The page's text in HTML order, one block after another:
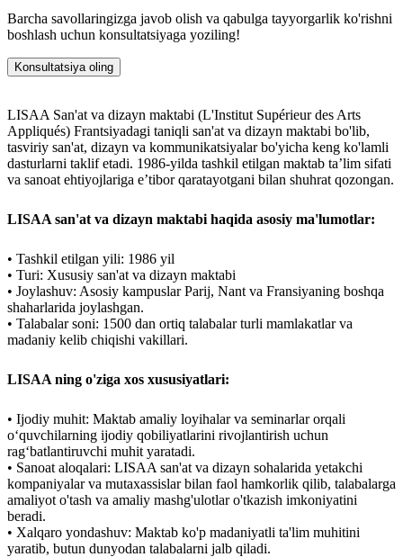
Barcha savollaringizga javob olish va qabulga tayyorgarlik ko'rishni
boshlash uchun konsultatsiyaga yoziling!
Konsultatsiya oling
LISAA San'at va dizayn maktabi (L'Institut Supérieur des Arts
Appliqués) Frantsiyadagi taniqli san'at va dizayn maktabi bo'lib,
tasviriy san'at, dizayn va kommunikatsiyalar bo'yicha keng ko'lamli
dasturlarni taklif etadi. 1986-yilda tashkil etilgan maktab ta’lim sifati
va sanoat ehtiyojlariga e’tibor qaratayotgani bilan shuhrat qozongan.
LISAA san'at va dizayn maktabi haqida asosiy ma'lumotlar:
• Tashkil etilgan yili: 1986 yil
• Turi: Xususiy san'at va dizayn maktabi
• Joylashuv: Asosiy kampuslar Parij, Nant va Fransiyaning boshqa
shaharlarida joylashgan.
• Talabalar soni: 1500 dan ortiq talabalar turli mamlakatlar va
madaniy kelib chiqishi vakillari.
LISAA ning o'ziga xos xususiyatlari:
• Ijodiy muhit: Maktab amaliy loyihalar va seminarlar orqali
o‘quvchilarning ijodiy qobiliyatlarini rivojlantirish uchun
rag‘batlantiruvchi muhit yaratadi.
• Sanoat aloqalari: LISAA san'at va dizayn sohalarida yetakchi
kompaniyalar va mutaxassislar bilan faol hamkorlik qilib, talabalarga
amaliyot o'tash va amaliy mashg'ulotlar o'tkazish imkoniyatini
beradi.
• Xalqaro yondashuv: Maktab ko'p madaniyatli ta'lim muhitini
yaratib, butun dunyodan talabalarni jalb qiladi.